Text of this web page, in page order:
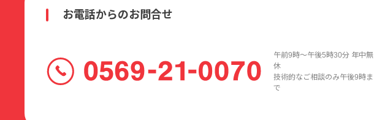
お電話からのお問合せ
午前9時〜午後5時30分 年中無
休
技術的なご相談のみ午後9時ま
で